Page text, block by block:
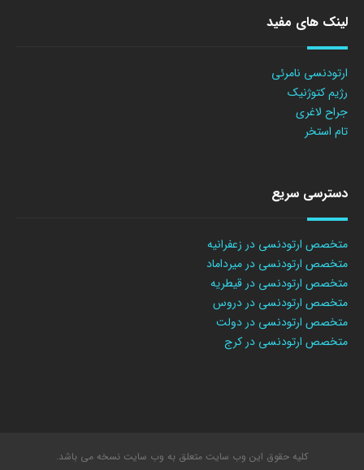
لینک های مفید
ارتودنسی نامرئی
رژیم کتوژنیک
جراح لاغری
تام استخر
دسترسی سریع
متخصص ارتودنسی در زعفرانیه
متخصص ارتودنسی در میرداماد
متخصص ارتودنسی در قیطریه
متخصص ارتودنسی در دروس
متخصص ارتودنسی در دولت
متخصص ارتودنسی در کرج
کلیه حقوق این وب سایت متعلق به وب سایت نسخه می باشد.